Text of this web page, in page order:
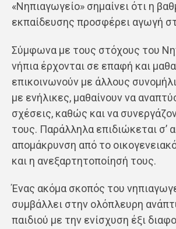
«Νηπιαγωγείο» σημαίνει ότι η
εκπαίδευσης προσφέρει αγωγή
Σύμφωνα με τους στόχους του
νήπια έρχονται σε επαφή και
επικοινωνούν με άλλους
με ενήλικες, μαθαίνουν να
σχέσεις, καθώς και να
τους. Παράλληλα επιδιώκεται σ’
απομάκρυνση από το
και η ανεξαρτητοποίησή τους.
Ένας ακόμα σκοπός του
συμβάλλει στην ολόπλευρη
παιδιού με την ενίσχυση έξι